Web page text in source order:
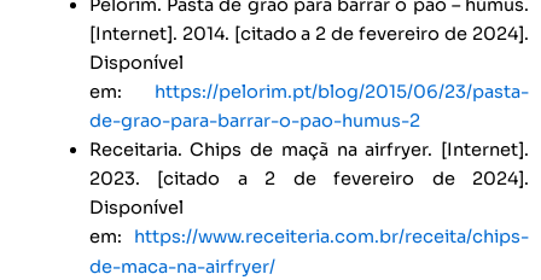
Pelorim. Pasta de grão para barrar o pão – húmus.
[Internet]. 2014. [citado a 2 de fevereiro de 2024].
Disponível
em: https://pelorim.pt/blog/2015/06/23/pasta-
de-grao-para-barrar-o-pao-humus-2
Receitaria. Chips de maçã na airfryer. [Internet].
2023. [citado a 2 de fevereiro de 2024].
Disponível
em:
https://www.receiteria.com.br/receita/chips-
de-maca-na-airfryer/